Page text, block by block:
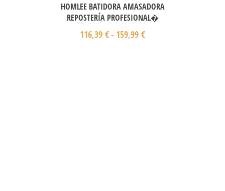
HOMLEE BATIDORA AMASADORA
REPOSTERÍA PROFESIONAL�
116,39 €- 159,99 €